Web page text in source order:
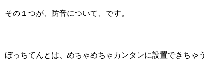
その１つが、防音について、です。
ぼっちてんとは、めちゃめちゃカンタンに設置できちゃう